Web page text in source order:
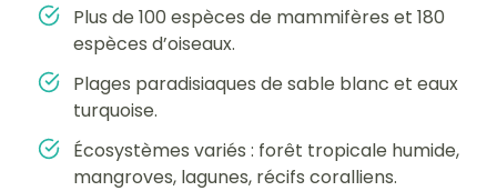
Plus de 100 espèces de mammifères et 180
espèces d’oiseaux.
Plages paradisiaques de sable blanc et eaux
turquoise.
Écosystèmes variés : forêt tropicale humide,
mangroves, lagunes, récifs coralliens.